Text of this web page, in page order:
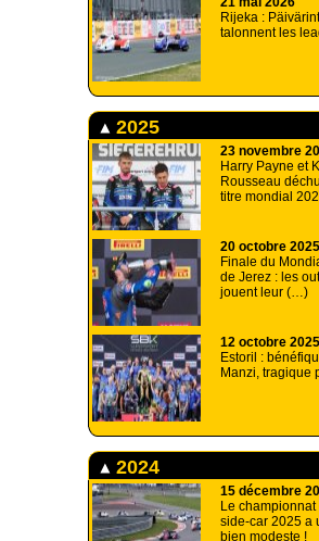
Rijeka :
talonnent les
2025
23 novembre
Harry Payne et
Rousseau
titre mondial
20 octobre 2025
Finale du
de Jerez : les
jouent leur (…)
12 octobre 2025
Estoril :
Manzi, tragique
2024
15 décembre
Le
side-car 2025 a
bien modeste !